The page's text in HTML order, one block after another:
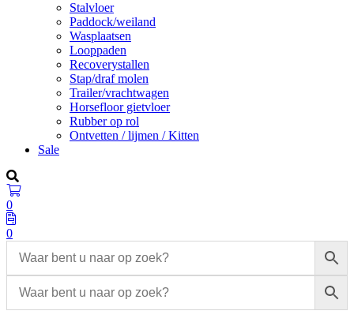
Stalvloer
Paddock/weiland
Wasplaatsen
Looppaden
Recoverystallen
Stap/draf molen
Trailer/vrachtwagen
Horsefloor gietvloer
Rubber op rol
Ontvetten / lijmen / Kitten
Sale
0
0